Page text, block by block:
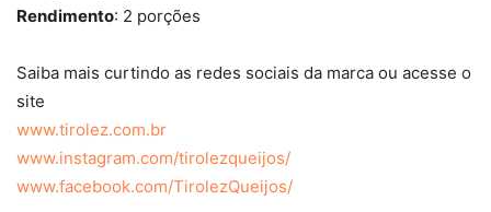
Rendimento: 2 porções
Saiba mais curtindo as redes sociais da marca ou acesse o
site
www.tirolez.com.br
www.instagram.com/tirolezqueijos/
www.facebook.com/TirolezQueijos/